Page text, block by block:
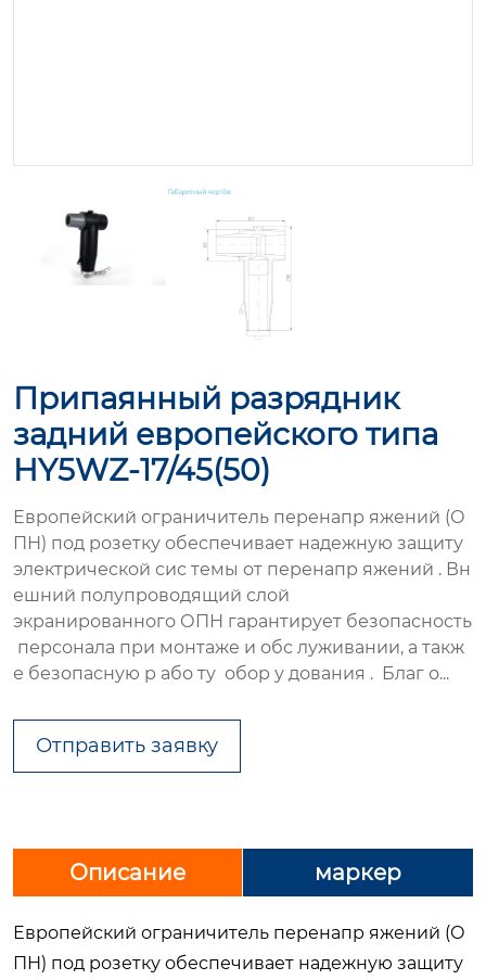
Припаянный разрядник
задний европейского типа
HY5WZ-17/45(50)
Европейский ограничитель перенапр яжений (О
ПН) под розетку обеспечивает надежную защиту
электрической сис темы от перенапр яжений . Вн
ешний полупроводящий слой
экранированного ОПН гарантирует безопасность
персонала при монтаже и обс луживании, а такж
е безопасную р або ту обор у дования . Благ о...
Отправить заявку
Описание маркер
Европейский ограничитель перенапр яжений (О
ПН) под розетку обеспечивает надежную защиту